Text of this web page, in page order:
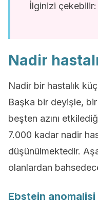
İlginizi çekebilir:
Nadir
Nadir bir hastalık
Başka bir deyişle,
beşten azını
7.000 kadar nadir
düşünülmektedir.
olanlardan
Ebstein anomalisi